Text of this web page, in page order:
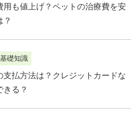
用も値上げ？ペットの治療費を安
？
礎知識
支払方法は？クレジットカードな
きる？